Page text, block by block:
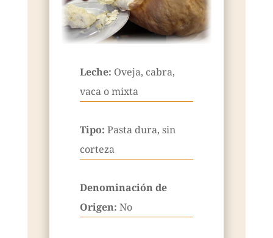
Leche: Oveja, cabra,
vaca o mixta
Tipo: Pasta dura, sin
corteza
Denominación de
Origen: No